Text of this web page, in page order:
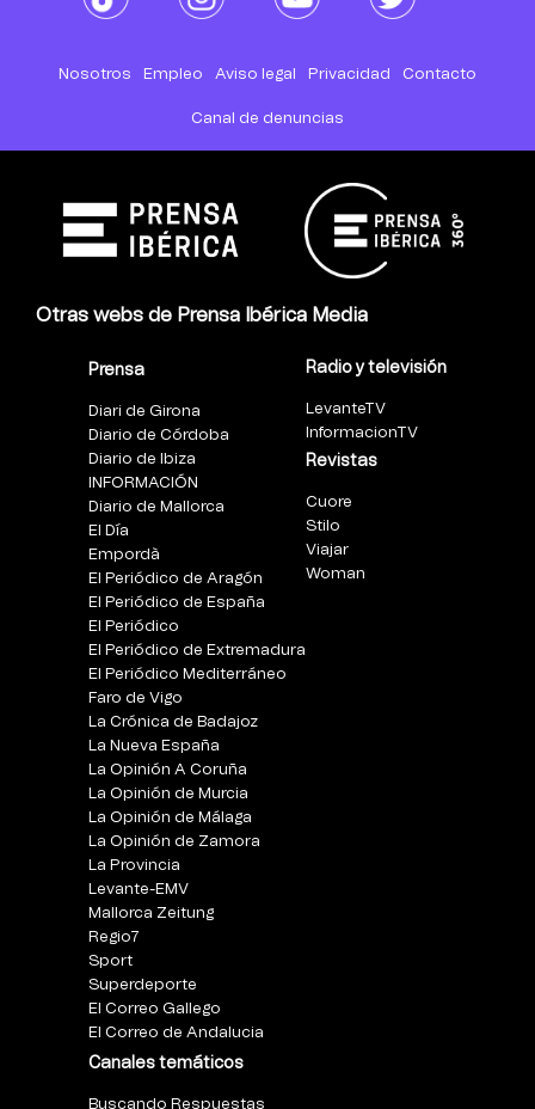
Nosotros Empleo Aviso legal Privacidad Contacto
Canal de denuncias
Otras webs de Prensa Ibérica Media
Prensa
Diari de Girona
Diario de Córdoba
Diario de Ibiza
INFORMACIÓN
Diario de Mallorca
El Día
Empordà
El Periódico de Aragón
El Periódico de España
El Periódico
El Periódico de Extremadura
El Periódico Mediterráneo
Faro de Vigo
La Crónica de Badajoz
La Nueva España
La Opinión A Coruña
La Opinión de Murcia
La Opinión de Málaga
La Opinión de Zamora
La Provincia
Levante-EMV
Mallorca Zeitung
Regio7
Sport
Superdeporte
El Correo Gallego
El Correo de Andalucia
Canales temáticos
Buscando Respuestas
Radio y televisión
LevanteTV
InformacionTV
Revistas
Cuore
Stilo
Viajar
Woman